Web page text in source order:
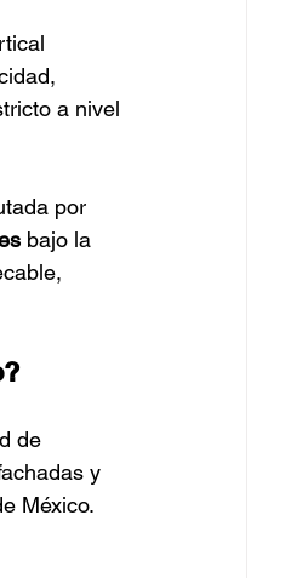
a nivel
por
bajo la
de
y
México.